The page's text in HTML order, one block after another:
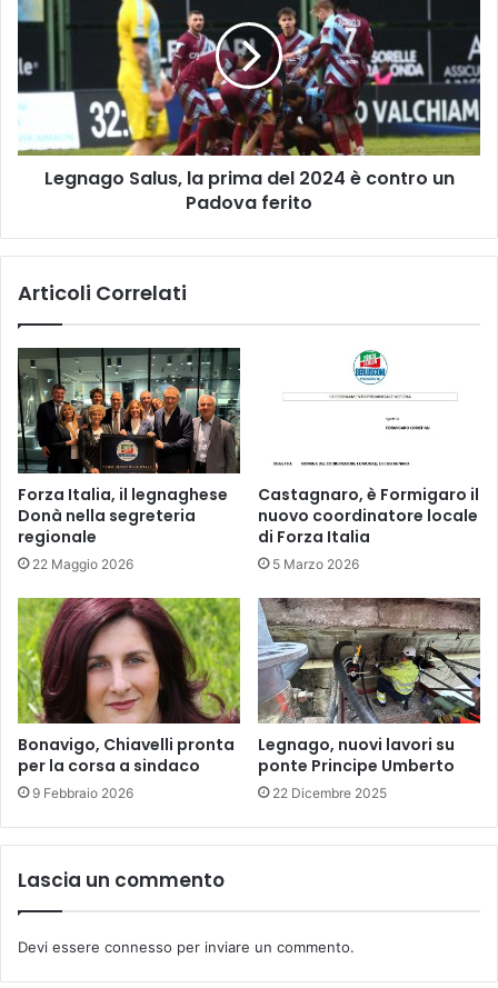
la
del
è
contro
un
PadovaLegnago Salus, la prima del 2024 è contro un
Padova ferito
Articoli Correlati
Forza Italia, il legnaghese
Donà nella segreteria
regionale
22 Maggio 2026
Castagnaro, è Formigaro il
nuovo coordinatore locale
di Forza Italia
5 Marzo 2026
Bonavigo, Chiavelli pronta
per la corsa a sindaco
9 Febbraio 2026
Legnago, nuovi lavori su
ponte Principe Umberto
22 Dicembre 2025
Lascia un commento
Devi essere connesso per inviare un commento.